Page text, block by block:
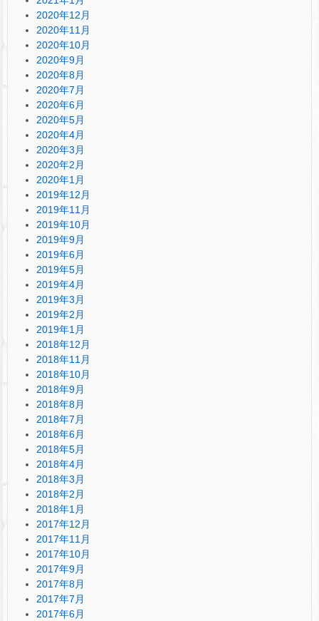
2020年12月
2020年11月
2020年10月
2020年9月
2020年8月
2020年7月
2020年6月
2020年5月
2020年4月
2020年3月
2020年2月
2020年1月
2019年12月
2019年11月
2019年10月
2019年9月
2019年6月
2019年5月
2019年4月
2019年3月
2019年2月
2019年1月
2018年12月
2018年11月
2018年10月
2018年9月
2018年8月
2018年7月
2018年6月
2018年5月
2018年4月
2018年3月
2018年2月
2018年1月
2017年12月
2017年11月
2017年10月
2017年9月
2017年8月
2017年7月
2017年6月